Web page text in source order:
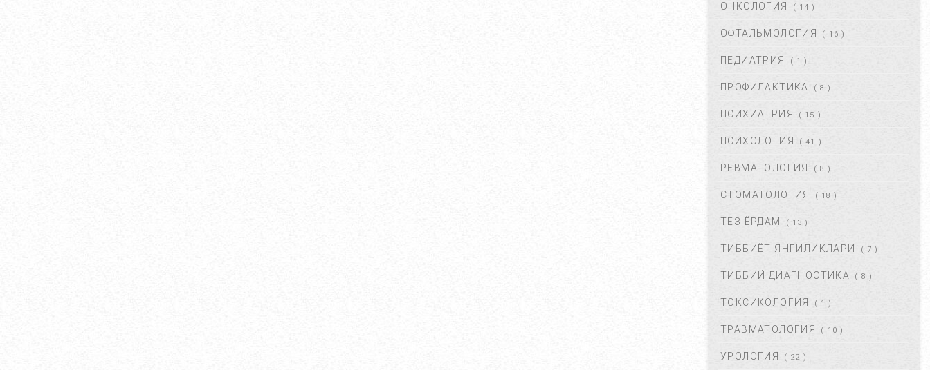
БЎЛДИ. НИМА ҚИЛМОҚ
ОКТ 01, 2017
НЕГА КАТТАЛАШАДИ?...
ПОЛИАРТРИТ. ТУРЛАРИ.
ДАВОЛАШ....
БАЧАДОН МИОМАСИ,
САБАБЛАРИ, БЕЛГИЛАРИ ВА
АПР 25, 2018
ЮЗГА АЛЛЕРГИЯ ТОШИШИ.
ТУРЛАРИ. ...
ОНКОЛОГИЯ ( 14 )
ОФТАЛЬМОЛОГИЯ ( 16 )
ПЕДИАТРИЯ ( 1 )
ПРОФИЛАКТИКА ( 8 )
ПСИХИАТРИЯ ( 15 )
ПСИХОЛОГИЯ ( 41 )
РЕВМАТОЛОГИЯ ( 8 )
СТОМАТОЛОГИЯ ( 18 )
ТЕЗ ЁРДАМ ( 13 )
ТИББИЁТ ЯНГИЛИКЛАРИ ( 7 )
ТИББИЙ ДИАГНОСТИКА ( 8 )
ТОКСИКОЛОГИЯ ( 1 )
ТРАВМАТОЛОГИЯ ( 10 )
УРОЛОГИЯ ( 22 )